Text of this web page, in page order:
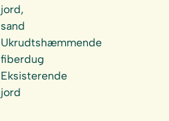
jord,
sand
Ukrudtshæmmende
fiberdug
Eksisterende
jord